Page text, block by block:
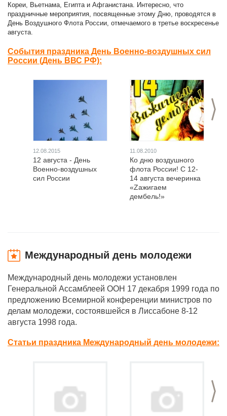
Кореи, Вьетнама, Египта и Афганистана. Интересно, что
праздничные мероприятия, посвященные этому Дню, проводятся в
День Воздушного Флота России, отмечаемого в третье воскресенье
августа.
События праздника День Военно-воздушных сил
России (День ВВС РФ):
>
12.08.2015
12 августа - День
Военно-воздушных
сил России
11.08.2010
Ко дню воздушного
флота России! С 12-
14 августа вечеринка
«Zажигаем
дембель!»
Международный день молодежи
Международный день молодежи установлен
Генеральной Ассамблеей ООН 17 декабря 1999 года по
предложению Всемирной конференции министров по
делам молодежи, состоявшейся в Лиссабоне 8-12
августа 1998 года.
Статьи праздника Международный день молодежи:
>